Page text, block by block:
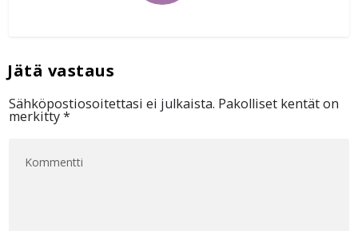
Sähköpostiosoitettasi ei julkaista. Pakolliset kentät on
merkitty*